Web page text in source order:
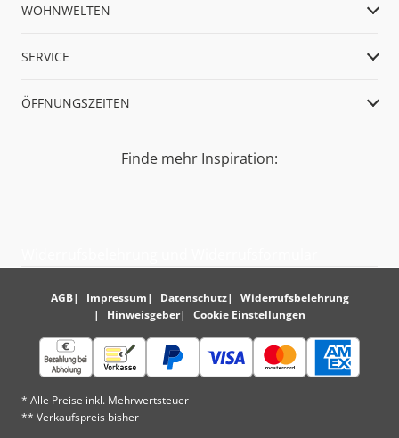
WOHNWELTEN
SERVICE
ÖFFNUNGSZEITEN
Finde mehr Inspiration:
AGB Impressum Datenschutz
Widerrufsbelehrung
Hinweisgeber
Cookie Einstellungen
* Alle Preise inkl. Mehrwertsteuer
** Verkaufspreis bisher